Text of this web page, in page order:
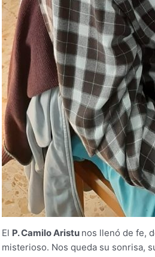
El P. Camilo Aristu nos llenó de fe,
misterioso. Nos queda su sonrisa,